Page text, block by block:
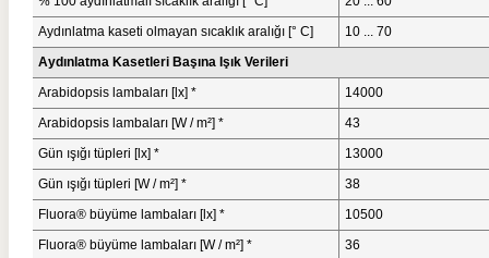
Aydınlatma kaseti olmayan sıcaklık aralığı [° C]
10 ... 70
Aydınlatma Kasetleri Başına Işık Verileri
Arabidopsis lambaları [lx] *
14000
Arabidopsis lambaları [W / m²] *
43
Gün ışığı tüpleri [lx] *
13000
Gün ışığı tüpleri [W / m²] *
38
Fluora® büyüme lambaları [lx] *
10500
Fluora® büyüme lambaları [W / m²] *
36